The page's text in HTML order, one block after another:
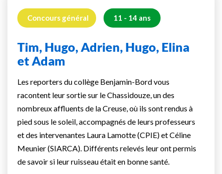
Concours général 11 - 14 ans
Tim, Hugo, Adrien, Hugo, Elina
et Adam
Les reporters du collège Benjamin-Bord vous
racontent leur sortie sur le Chassidouze, un des
nombreux affluents de la Creuse, où ils sont rendus à
pied sous le soleil, accompagnés de leurs professeurs
et des intervenantes Laura Lamotte (CPIE) et Céline
Meunier (SIARCA). Différents relevés leur ont permis
de savoir si leur ruisseau était en bonne santé.